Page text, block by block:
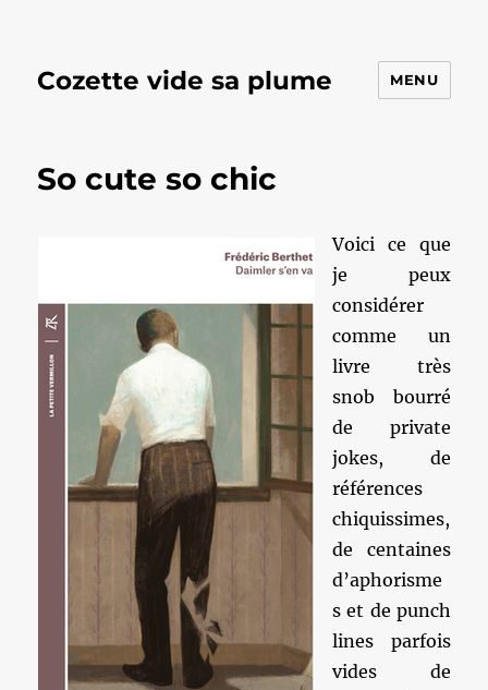
Cozette vide sa plume MENU
So cute so chic
Voici ce que
je peux
considérer
comme un
livre très
snob bourré
de private
jokes, de
références
chiquissimes,
de centaines
d’aphorisme
s et de punch
lines parfois
vides de